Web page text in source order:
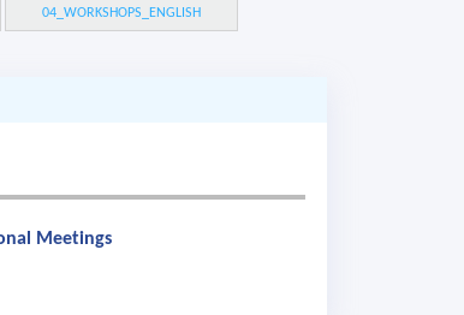
04_WORKSHOPS_ENGLISH
Meetings